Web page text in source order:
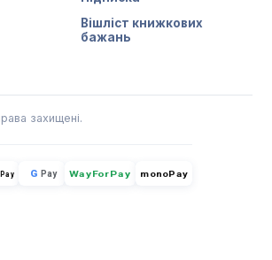
Вішліст книжкових
бажань
захищені.
G Pay WayForPay monoPay